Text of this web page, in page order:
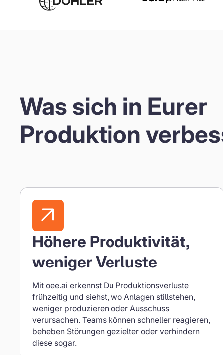
Was sich in Eurer
Produktion
Höhere Produktivität,
weniger Verluste
Mit oee.ai erkennst Du Produktionsverluste
frühzeitig und siehst, wo Anlagen stillstehen,
weniger produzieren oder Ausschuss
verursachen. Teams können schneller reagieren,
beheben Störungen gezielter oder verhindern
diese sogar.